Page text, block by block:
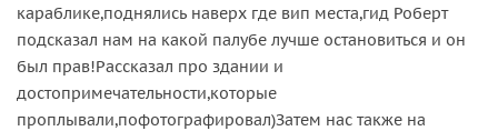
караблике,поднялись наверх где вип места,гид Роберт
подсказал нам на какой палубе лучше остановиться и он
был прав!Рассказал про здании и
достопримечательности,которые
проплывали,пофотографировал)Затем нас также на